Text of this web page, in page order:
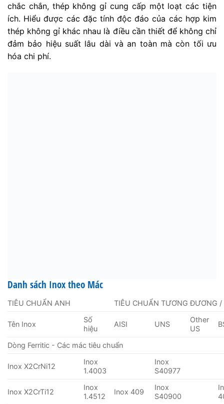
chắc chắn, thép không gỉ cung cấp một loạt các tiện
ích. Hiểu được các đặc tính độc đáo của các hợp kim
thép không gỉ khác nhau là điều cần thiết để không chỉ
đảm bảo hiệu suất lâu dài và an toàn mà còn tối ưu
hóa chi phí.
Danh sách Inox theo Mác
TIÊU CHUẨN ANH TIÊU CHUẨN TƯƠNG ĐƯƠNG /
Tên Inox
Số
hiệu
AISI UNS
Other
US
Dòng Ferritic - Các mác tiêu chuẩn
Inox X2CrNi12
Inox
1.4003
Inox
S40977
Inox X2CrTi12
Inox
1.4512
Inox 409
Inox
S40900